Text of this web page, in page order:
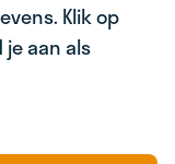
Klik op
je aan als